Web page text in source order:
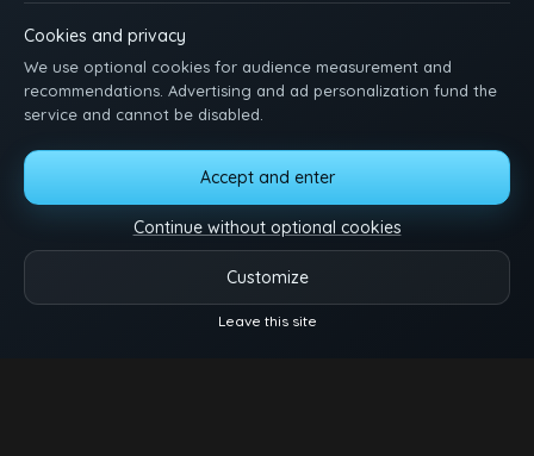
Cookies and privacy
We use optional cookies for audience measurement and
recommendations. Advertising and ad personalization fund the
service and cannot be disabled.
Accept and enter
Continue without optional cookies
Customize
Leave this site
CRIA TUA CONTA ENTRA FALE COM A GENTE
REGRAS DA CASA
DMCA 18 U.S.C. 2257 MANAGE COOKIES
Twink Tube- Todos os direitos reservados.
Reels